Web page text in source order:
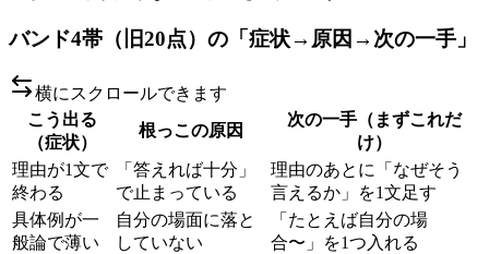
バンド4帯（旧20点）の「症状→原因→次の一手」
横にスクロールできます
こう出る
（症状）
根っこの原因
次の一手（まずこれだ
け）
理由が1文で
終わる
「答えれば十分」
で止まっている
理由のあとに「なぜそう
言えるか」を1文足す
具体例が一
般論で薄い
自分の場面に落と
していない
「たとえば自分の場
合〜」を1つ入れる